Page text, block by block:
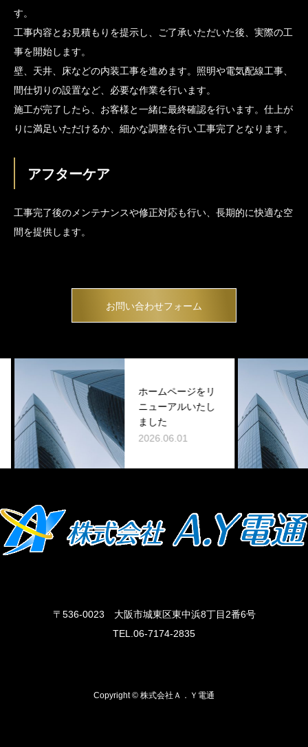
す。
工事内容とお見積もりを提示し、ご了承いただいた後、実際の工
事を開始します。
壁、天井、床などの内装工事を進めます。照明や電気配線工事、
間仕切りの設置など、必要な作業を行います。
施工が完了したら、お客様と一緒に最終確認を行います。仕上が
りに満足いただけるか、細かな調整を行い工事完了となります。
アフターケア
工事完了後のメンテナンスや修正対応も行い、長期的に快適な空
間を提供します。
お問い合わせフォーム
ホームページをリ
ニューアルいたし
2026.06.01
〒536-0023 大阪市城東区東中浜8丁目2番6号
TEL.06-7174-2835
Copyright © 株式会社Ａ．Ｙ電通